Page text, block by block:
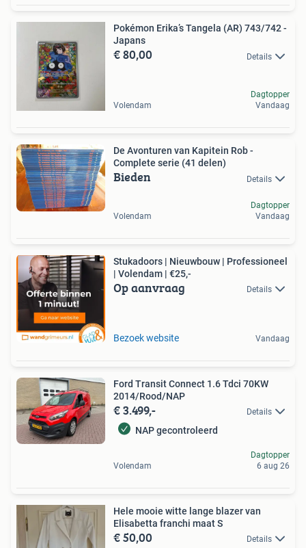
Pokémon Erika’s Tangela (AR) 743/742 -
Japans
€ 80,00 Details
Volendam
Dagtopper
Vandaag
De Avonturen van Kapitein Rob -
Complete serie (41 delen)
Bieden Details
Volendam
Dagtopper
Vandaag
Stukadoors | Nieuwbouw | Professioneel
| Volendam | €25,-
Op aanvraag Details
Bezoek website Vandaag
Ford Transit Connect 1.6 Tdci 70KW
2014/Rood/NAP
€ 3.499,- Details
NAP gecontroleerd
Volendam
Dagtopper
6 aug 26
Hele mooie witte lange blazer van
Elisabetta franchi maat S
€ 50,00 Details